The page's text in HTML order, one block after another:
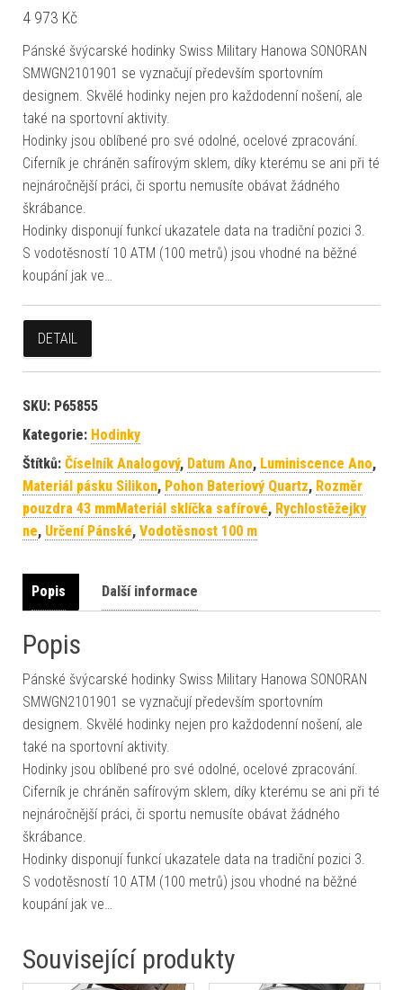
4 973 Kč
Pánské švýcarské hodinky Swiss Military Hanowa SONORAN
SMWGN2101901 se vyznačují především sportovním
designem. Skvělé hodinky nejen pro každodenní nošení, ale
také na sportovní aktivity.
Hodinky jsou oblíbené pro své odolné, ocelové zpracování.
Ciferník je chráněn safírovým sklem, díky kterému se ani při té
nejnáročnější práci, či sportu nemusíte obávat žádného
škrábance.
Hodinky disponují funkcí ukazatele data na tradiční pozici 3.
S vodotěsností 10 ATM (100 metrů) jsou vhodné na běžné
koupání jak ve…
DETAIL
SKU: P65855
Kategorie: Hodinky
Štítků: Číselník Analogový, Datum Ano, Luminiscence Ano,
Materiál pásku Silikon, Pohon Bateriový Quartz, Rozměr
pouzdra 43 mmMateriál sklíčka safírové, Rychlostěžejky
ne, Určení Pánské, Vodotěsnost 100 m
Popis Další informace
Popis
Pánské švýcarské hodinky Swiss Military Hanowa SONORAN
SMWGN2101901 se vyznačují především sportovním
designem. Skvělé hodinky nejen pro každodenní nošení, ale
také na sportovní aktivity.
Hodinky jsou oblíbené pro své odolné, ocelové zpracování.
Ciferník je chráněn safírovým sklem, díky kterému se ani při té
nejnáročnější práci, či sportu nemusíte obávat žádného
škrábance.
Hodinky disponují funkcí ukazatele data na tradiční pozici 3.
S vodotěsností 10 ATM (100 metrů) jsou vhodné na běžné
koupání jak ve…
Související produkty